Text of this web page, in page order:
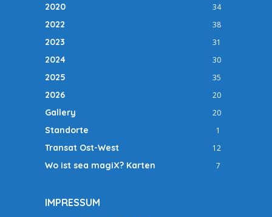
2020 34
2022 38
2023 31
2024 30
2025 35
2026 20
Gallery 20
Standorte 1
Transat Ost-West 12
Wo ist sea magiX? Karten 7
IMPRESSUM